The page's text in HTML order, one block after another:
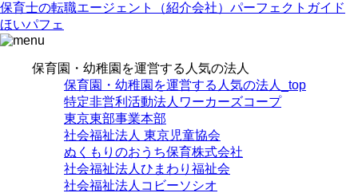
保育士の転職エージェント（紹介会社）パーフェクトガイド
ほいパフェ
保育園・幼稚園を運営する人気の法人
保育園・幼稚園を運営する人気の法人_top
特定非営利活動法人ワーカーズコープ
東京東部事業本部
社会福祉法人 東京児童協会
ぬくもりのおうち保育株式会社
社会福祉法人ひまわり福祉会
社会福祉法人コビーソシオ